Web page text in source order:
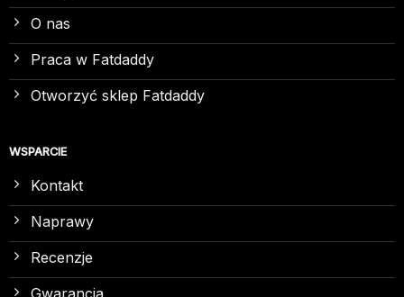
O nas
Praca w Fatdaddy
Otworzyć sklep Fatdaddy
WSPARCIE
Kontakt
Naprawy
Recenzje
Gwarancja